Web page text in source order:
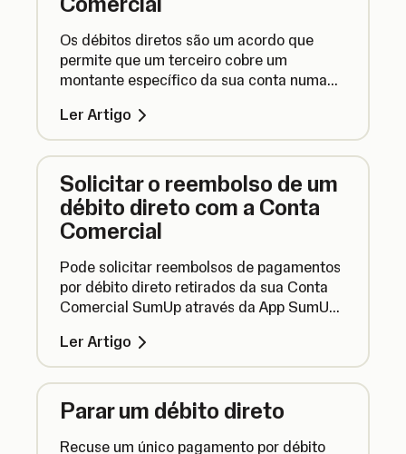
Os débitos diretos são um acordo que
permite que um terceiro cobre um
montante específico da sua conta numa
um débito direto com a sua Conta
Comercial SumUp.
Ler Artigo
Solicitar o reembolso de um
débito direto com a Conta
Comercial
Pode solicitar reembolsos de pagamentos
por débito direto retirados da sua Conta
Comercial SumUp através da App SumUp.
Ler Artigo
Parar um débito direto
Recuse um único pagamento por débito